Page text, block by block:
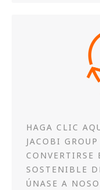
HAGA CLIC
JACOBI
CONVERTIRSE
SOSTENIBLE
ÚNASE A